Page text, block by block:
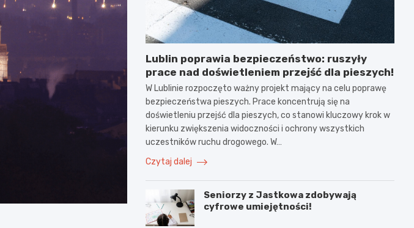
Lublin poprawia bezpieczeństwo: ruszyły
prace nad doświetleniem przejść dla pieszych!
W Lublinie rozpoczęto ważny projekt mający na celu poprawę
bezpieczeństwa pieszych. Prace koncentrują się na
doświetleniu przejść dla pieszych, co stanowi kluczowy krok w
kierunku zwiększenia widoczności i ochrony wszystkich
uczestników ruchu drogowego. W…
Czytaj dalej
Seniorzy z Jastkowa zdobywają
cyfrowe umiejętności!